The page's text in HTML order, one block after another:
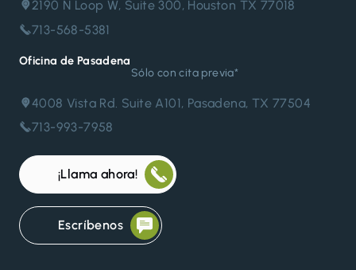
2190 N Loop W, Suite 300, Houston TX 77018
713-568-5381
Oficina de Pasadena
Sólo con cita previa*
4008 Vista Rd. Suite A101, Pasadena, TX 77504
713-993-7958
¡Llama ahora!
Escríbenos